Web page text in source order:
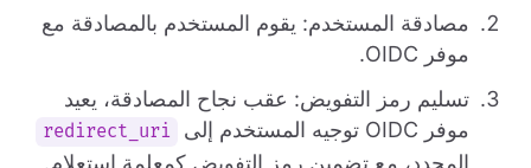
مصادقة المستخدم: يقوم المستخدم بالمصادقة مع
موفر OIDC.
تسليم رمز التفويض: عقب نجاح المصادقة، يعيد
موفر OIDC توجيه المستخدم إلى
redirect_uri
المحدد، مع تضمين رمز التفويض كمعلمة استعلام.